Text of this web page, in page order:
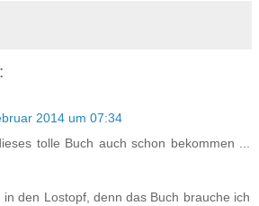
2014 um 07:34
tolle Buch auch schon bekommen ...
den Lostopf, denn das Buch brauche ich